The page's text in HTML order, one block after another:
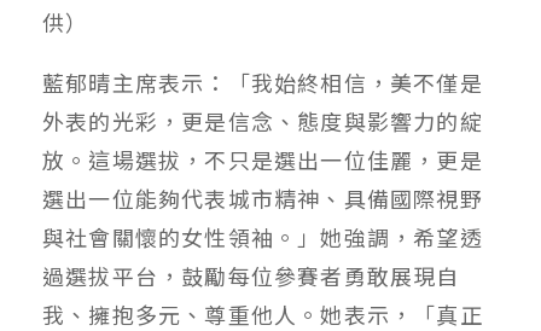
供）
藍郁晴主席表示：「我始終相信，美不僅是
外表的光彩，更是信念、態度與影響力的綻
放。這場選拔，不只是選出一位佳麗，更是
選出一位能夠代表城市精神、具備國際視野
與社會關懷的女性領袖。」她強調，希望透
過選拔平台，鼓勵每位參賽者勇敢展現自
我、擁抱多元、尊重他人。她表示，「真正